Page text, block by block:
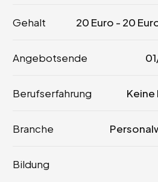
Gehalt 20 Euro - 20
Angebotsende
Berufserfahrung Keine
Branche
Bildung